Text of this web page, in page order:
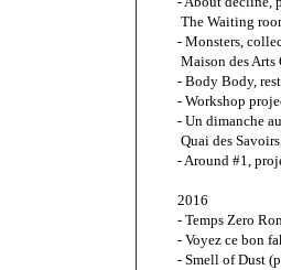
The Waiting
- Monsters,
Maison des Arts
- Body Body,
- Workshop
- Un dimanche
Quai des
- Around #1,
2016
- Temps Zero
- Voyez ce bon
- Smell of Dust